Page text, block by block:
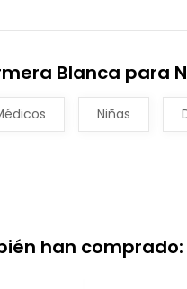
Blanca para
Niñas
han comprado: